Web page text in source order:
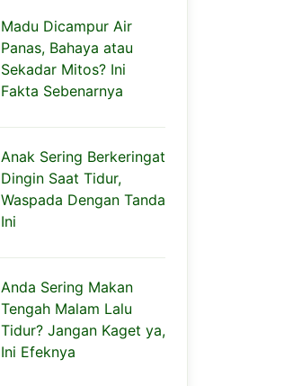
Madu Dicampur Air
Panas, Bahaya atau
Sekadar Mitos? Ini
Fakta Sebenarnya
Anak Sering Berkeringat
Dingin Saat Tidur,
Waspada Dengan Tanda
Ini
Anda Sering Makan
Tengah Malam Lalu
Tidur? Jangan Kaget ya,
Ini Efeknya